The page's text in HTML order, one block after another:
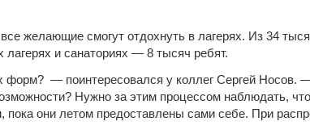
желающие смогут отдохнуть в лагерях. Из 34
и санаториях — 8 тысяч ребят.
форм? — поинтересовался у коллег Сергей Носов.
Нужно за этим процессом наблюдать,
пока они летом предоставлены сами себе. При